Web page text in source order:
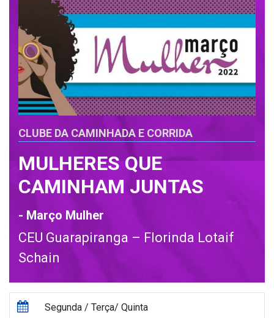
CLUBE DA CAMINHADA E CORRIDA
MULHERES QUE
CAMINHAM JUNTAS
- Março Mulher
CEU Guarapiranga – Florinda Lotaif
Schain
Segunda / Terça/ Quinta